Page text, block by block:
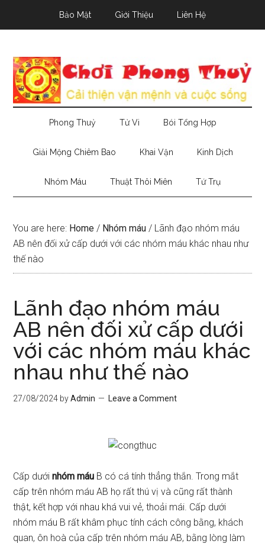
Bảo Mật Giới Thiệu Liên Hệ
Phong Thuỷ Tử Vi Bói Tổng Hợp
Giải Mộng Chiêm Bao Khai Vận Kinh Dịch
Nhóm Máu Thuật Thôi Miên Tứ Trụ
You are here: Home / Nhóm máu / Lãnh đạo nhóm máu
AB nên đối xử cấp dưới với các nhóm máu khác nhau như
thế nào
Lãnh đạo nhóm máu
AB nên đối xử cấp dưới
với các nhóm máu khác
nhau như thế nào
27/08/2024 byAdmin Leave a Comment
Cấp dướinhóm máu B có cá tính thẳng thắn. Trong mắt
cấp trên nhóm máu AB họ rất thú vị và cũng rất thành
thật, kết hợp với nhau khá vui vẻ, thoải mái. Cấp dưới
nhóm máu B rất khâm phục tính cách công bằng, khách
quan, ôn hoà của cấp trên nhóm máu AB, bằng lòng làm